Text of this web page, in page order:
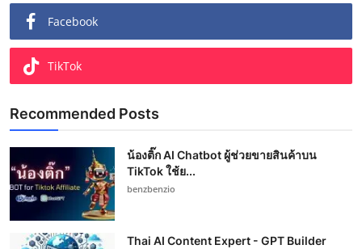
Facebook
TikTok
Recommended Posts
น้องติ๊ก AI Chatbot ผู้ช่วยขายสินค้าบน
TikTok ใช้ย...
benzbenzio
Thai AI Content Expert - GPT Builder